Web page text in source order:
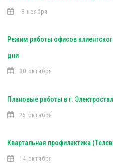
8 ноября
Режим работы офисов
дни
30 октября
Плановые работы в г.
25 октября
Квартальная профилактика
14 октября